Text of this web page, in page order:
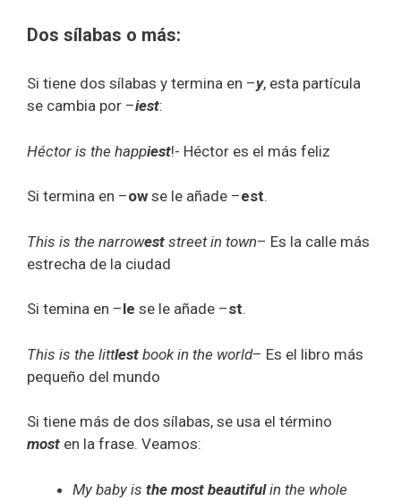
Dos sílabas o más:
Si tiene dos sílabas y termina en –y, esta partícula
se cambia por –iest:
Héctor is the happiest!- Héctor es el más feliz
Si termina en –ow se le añade –est.
This is the narrowest street in town– Es la calle más
estrecha de la ciudad
Si temina en –le se le añade –st.
This is the littlest book in the world– Es el libro más
pequeño del mundo
Si tiene más de dos sílabas, se usa el término
most en la frase. Veamos:
My baby is the most beautifulin the whole